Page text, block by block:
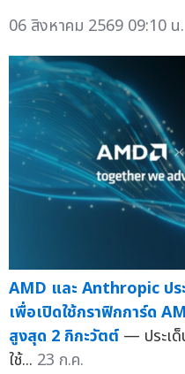
06 สิงหาคม 2569 09:10 น.
AMD และ Anthropic ปร
เพื่อเปิดใช้กราฟิกการ์ด
สูงสุด 2 กิกะวัตต์ — ประเ
ใช้... 23 ก.ค.